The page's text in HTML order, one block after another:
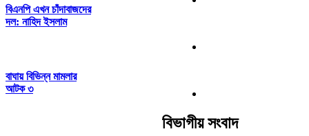
বিএনপি এখন চাঁদাবাজদের
দল: নাহিদ ইসলাম
বাঘায় বিভিন্ন মামলার
আটক ৩
বিভাগীয় সংবাদ